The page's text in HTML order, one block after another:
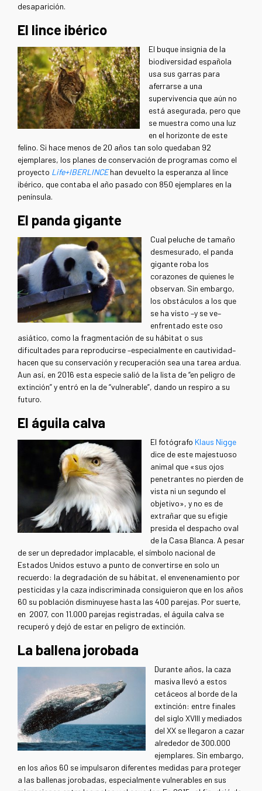
desaparición.
El lince ibérico
El buque insignia de la
biodiversidad española
usa sus garras para
aferrarse a una
supervivencia que aún no
está asegurada, pero que
se muestra como una luz
en el horizonte de este
felino. Si hace menos de 20 años tan solo quedaban 92
ejemplares, los planes de conservación de programas como el
proyecto Life+IBERLINCEhan devuelto la esperanza al lince
ibérico, que contaba el año pasado con 850 ejemplares en la
península.
El panda gigante
Cual peluche de tamaño
desmesurado, el panda
gigante roba los
corazones de quienes le
observan. Sin embargo,
los obstáculos a los que
se ha visto –y se ve–
enfrentado este oso
asiático, como la fragmentación de su hábitat o sus
dificultades para reproducirse –especialmente en cautividad–
hacen que su conservación y recuperación sea una tarea ardua.
Aun así, en 2016 esta especie salió de la lista de “en peligro de
extinción” y entró en la de “vulnerable”, dando un respiro a su
futuro.
El águila calva
El fotógrafo Klaus Nigge
dice de este majestuoso
animal que «sus ojos
penetrantes no pierden de
vista ni un segundo el
objetivo», y no es de
extrañar que su efigie
presida el despacho oval
de la Casa Blanca. A pesar
de ser un depredador implacable, el símbolo nacional de
Estados Unidos estuvo a punto de convertirse en solo un
recuerdo: la degradación de su hábitat, el envenenamiento por
pesticidas y la caza indiscriminada consiguieron que en los años
60 su población disminuyese hasta las 400 parejas. Por suerte,
en 2007, con 11.000 parejas registradas, el águila calva se
recuperó y dejó de estar en peligro de extinción.
La ballena jorobada
Durante años, la caza
masiva llevó a estos
cetáceos al borde de la
extinción: entre finales
del siglo XVIII y mediados
del XX se llegaron a cazar
alrededor de 300.000
ejemplares. Sin embargo,
en los años 60 se impulsaron diferentes medidas para proteger
a las ballenas jorobadas, especialmente vulnerables en sus